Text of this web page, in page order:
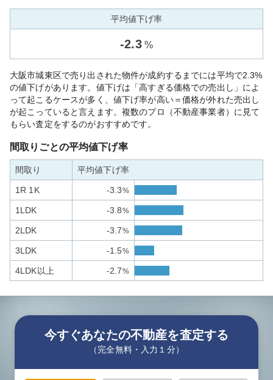
平均値下げ率
-2.3 %
大阪市城東区で売り出された物件が成約するまでには平均で2.3%
の値下げがあります。値下げは「高すぎる価格での売出し」によ
って起こるケースが多く、値下げ率が高い＝価格が外れた売出し
が起こっていると言えます。複数のプロ（不動産事業者）に見て
もらい査定をするのがおすすめです。
間取りごとの平均値下げ率
間取り 平均値下げ率
1R 1K -3.3%
1LDK -3.8%
2LDK -3.7%
3LDK -1.5%
4LDK以上 -2.7%
今すぐあなたの不動産を査定する
（完全無料・入力１分）